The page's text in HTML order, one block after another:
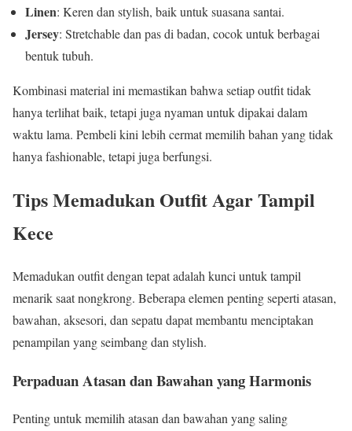
Linen: Keren dan stylish, baik untuk suasana santai.
Jersey: Stretchable dan pas di badan, cocok untuk berbagai
bentuk tubuh.
Kombinasi material ini memastikan bahwa setiap outfit tidak
hanya terlihat baik, tetapi juga nyaman untuk dipakai dalam
waktu lama. Pembeli kini lebih cermat memilih bahan yang tidak
hanya fashionable, tetapi juga berfungsi.
Tips Memadukan Outfit Agar Tampil
Kece
Memadukan outfit dengan tepat adalah kunci untuk tampil
menarik saat nongkrong. Beberapa elemen penting seperti atasan,
bawahan, aksesori, dan sepatu dapat membantu menciptakan
penampilan yang seimbang dan stylish.
Perpaduan Atasan dan Bawahan yang Harmonis
Penting untuk memilih atasan dan bawahan yang saling